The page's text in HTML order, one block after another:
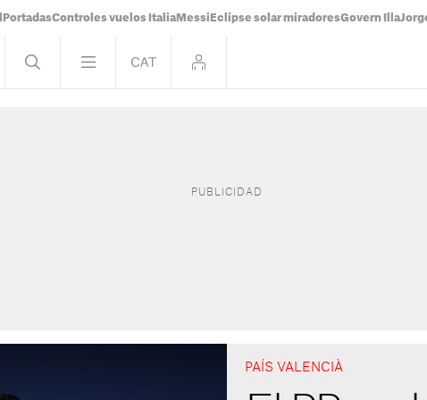
PortadasControles vuelos Italia Messi Eclipse solar miradoresGovern Illa
PAÍS VALENCIÀ